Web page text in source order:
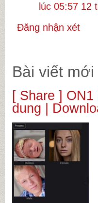
lúc 05:57 12
Đăng nhận xét
Bài viết mới
[ Share ]
dung |